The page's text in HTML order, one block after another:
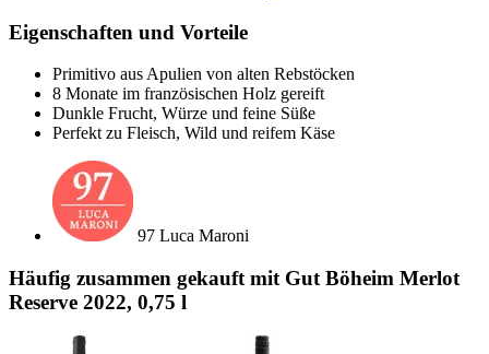
Eigenschaften und Vorteile
Primitivo aus Apulien von alten Rebstöcken
8 Monate im französischen Holz gereift
Dunkle Frucht, Würze und feine Süße
Perfekt zu Fleisch, Wild und reifem Käse
97 Luca Maroni
Häufig zusammen gekauft mit Gut Böheim Merlot
Reserve 2022, 0,75 l